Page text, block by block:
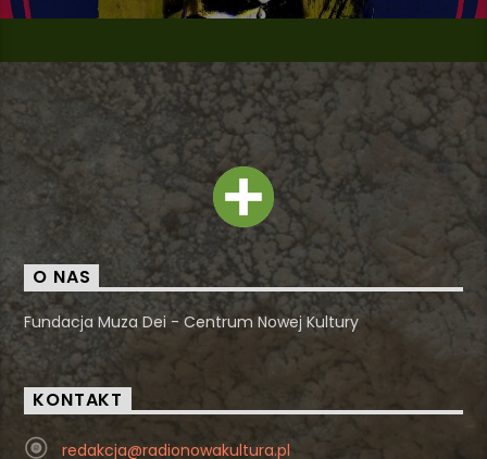
O NAS
Fundacja Muza Dei - Centrum Nowej Kultury
KONTAKT
redakcja@radionowakultura.pl